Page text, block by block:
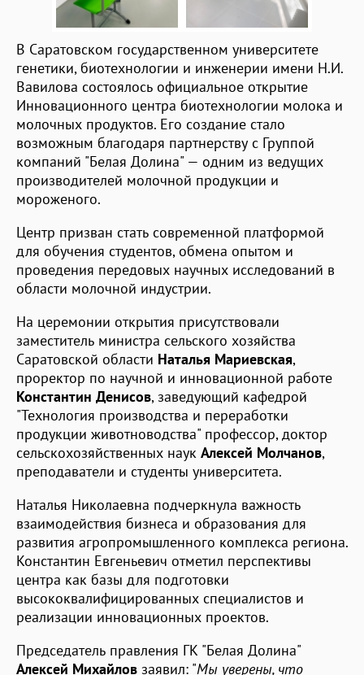
В Саратовском государственном университете
генетики, биотехнологии и инженерии имени Н.И.
Вавилова состоялось официальное открытие
Инновационного центра биотехнологии молока и
молочных продуктов. Его создание стало
возможным благодаря партнерству с Группой
компаний "Белая Долина" — одним из ведущих
производителей молочной продукции и
мороженого.
Центр призван стать современной платформой
для обучения студентов, обмена опытом и
проведения передовых научных исследований в
области молочной индустрии.
На церемонии открытия присутствовали
заместитель министра сельского хозяйства
Саратовской области Наталья Мариевская,
проректор по научной и инновационной работе
Константин Денисов, заведующий кафедрой
"Технология производства и переработки
продукции животноводства" профессор, доктор
сельскохозяйственных наук Алексей Молчанов,
преподаватели и студенты университета.
Наталья Николаевна подчеркнула важность
взаимодействия бизнеса и образования для
развития агропромышленного комплекса региона.
Константин Евгеньевич отметил перспективы
центра как базы для подготовки
высококвалифицированных специалистов и
реализации инновационных проектов.
Председатель правления ГК "Белая Долина"
Алексей Михайлов заявил: "Мы уверены, что